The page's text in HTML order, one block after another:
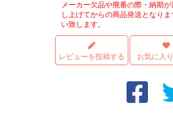
メーカー欠品や廃番の際・納期
し上げてからの商品発送となり
い致します。
レビューを投稿する お気に入